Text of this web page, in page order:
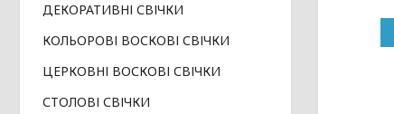
ДЕКОРАТИВНІ СВІЧКИ
КОЛЬОРОВІ ВОСКОВІ СВІЧКИ
ЦЕРКОВНІ ВОСКОВІ СВІЧКИ
СТОЛОВІ СВІЧКИ